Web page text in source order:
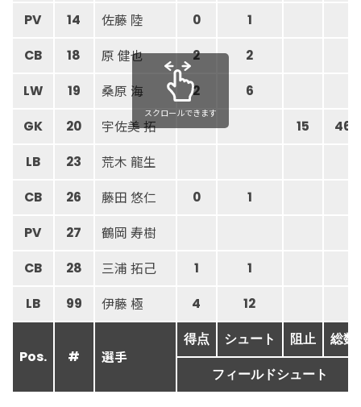
PV 14 佐藤 陸 0 1
CB 18 原 健也 2 2
LW 19 桑原 海 2 6
GK 20 宇佐美 拓 15 46
LB 23 荒木 龍生
CB 26 藤田 悠仁 0 1
PV 27 鶴岡 寿樹
CB 28 三浦 拓己 1 1
LB 99 伊藤 極 4 12
Pos. # 選手
得点 シュート 阻止 総数
フィールドシュート
スクロールできます